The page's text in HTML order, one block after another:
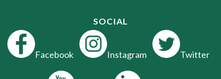
SOCIAL
Facebook Instagram Twitter